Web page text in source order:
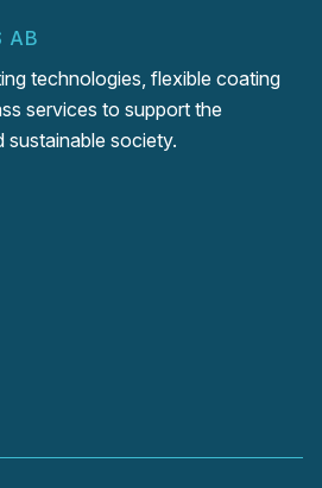
AB
technologies, flexible coating
services to support the
sustainable society.